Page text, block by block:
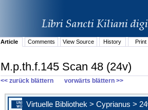
Article
Comments View Source History Print
M.p.th.f.145 Scan 48 (24v)
<< zurück blättern vorwärts blättern >>